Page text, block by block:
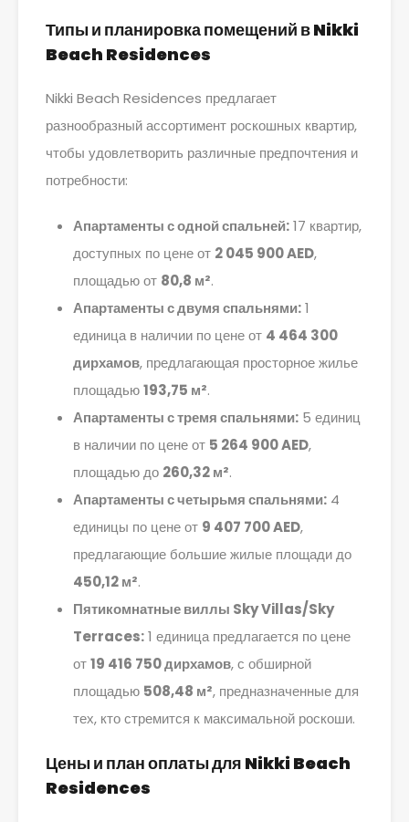
Типы и планировка помещений в Nikki
Beach Residences
Nikki Beach Residences предлагает
разнообразный ассортимент роскошных квартир,
чтобы удовлетворить различные предпочтения и
потребности:
Апартаменты с одной спальней:17 квартир,
доступных по цене от 2 045 900 AED,
площадью от 80,8 м².
Апартаменты с двумя спальнями:1
единица в наличии по цене от 4 464 300
дирхамов, предлагающая просторное жилье
площадью193,75 м².
Апартаменты с тремя спальнями: 5 единиц
в наличии по цене от 5 264 900 AED,
площадью до 260,32 м².
Апартаменты с четырьмя спальнями: 4
единицы по цене от 9 407 700 AED,
предлагающие большие жилые площади до
450,12 м².
Пятикомнатные виллы Sky Villas/Sky
Terraces:1 единица предлагается по цене
от19 416 750 дирхамов, с обширной
площадью 508,48 м², предназначенные для
тех, кто стремится к максимальной роскоши.
Цены и план оплаты для Nikki Beach
Residences